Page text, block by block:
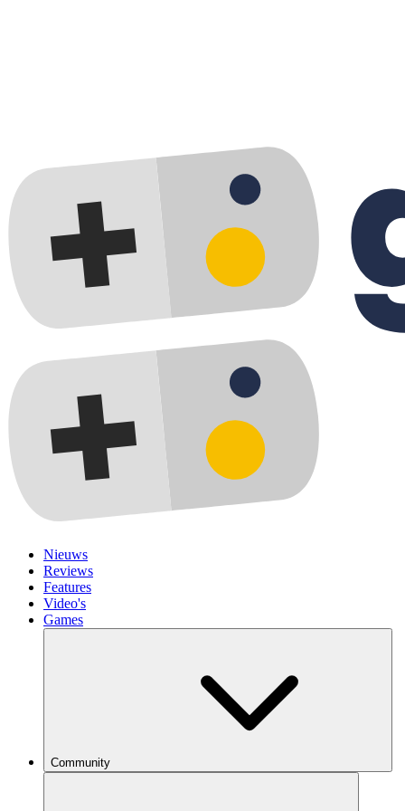
Nieuws
Reviews
Features
Video's
Games
Community